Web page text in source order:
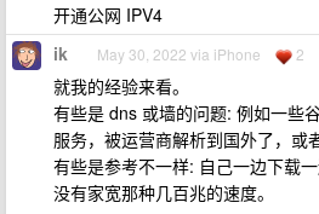
开通公网 IPV4
ik May 30, 2022 via iPhone 2
就我的经验来看。
有些是 dns 或墙的问题: 例如一些
服务，被运营商解析到国外了，或
有些是参考不一样: 自己一边下载
没有家宽那种几百兆的速度。